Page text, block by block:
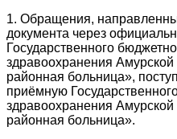
1. Обращения,
документа через
Государственного
здравоохранения Амурской
районная больница»,
приёмную
здравоохранения Амурской
районная больница».